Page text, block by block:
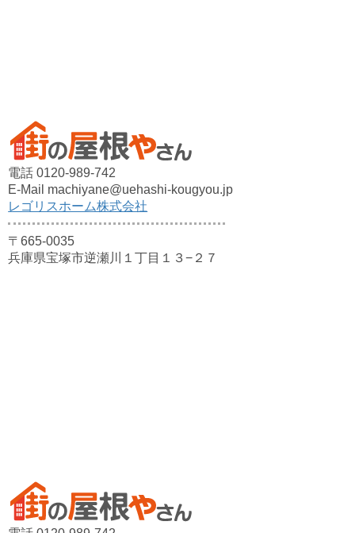
電話 0120-989-742
E-Mail machiyane@uehashi-kougyou.jp
レゴリスホーム株式会社
〒665-0035
兵庫県宝塚市逆瀬川１丁目１３−２７